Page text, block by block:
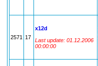
2571 17
x12d
Last update: 01.12.2006
00:00:00